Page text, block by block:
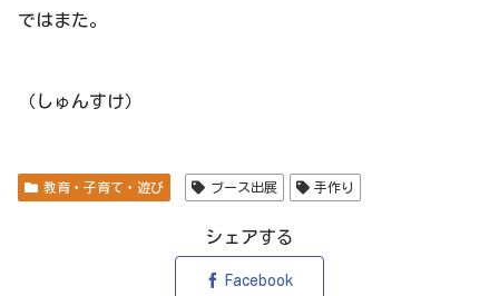
ではまた。
（しゅんすけ）
教育・子育て・遊び ブース出展 手作り
シェアする
Facebook